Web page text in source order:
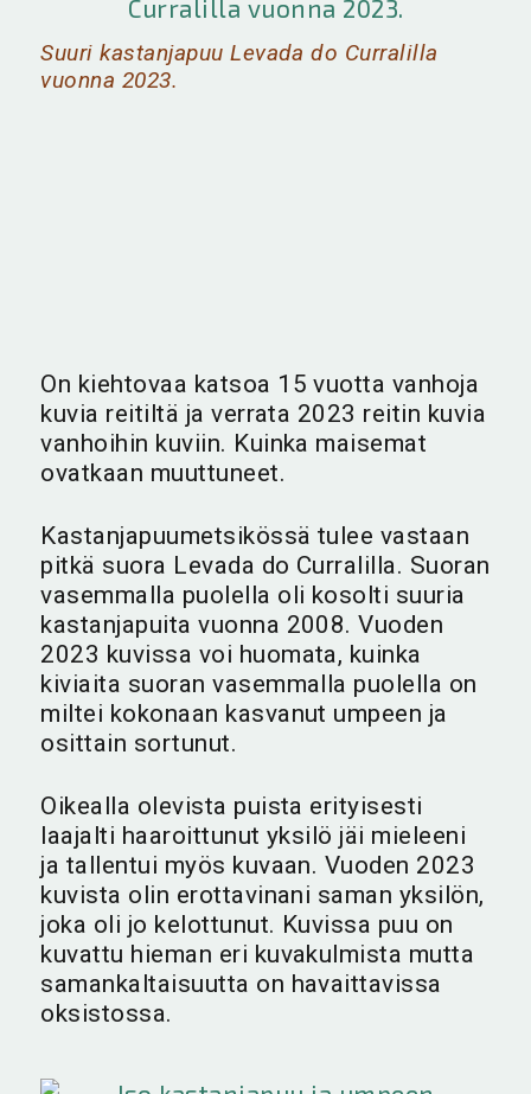
Suuri kastanjapuu Levada do Curralilla
vuonna 2023.
On kiehtovaa katsoa 15 vuotta vanhoja
kuvia reitiltä ja verrata 2023 reitin kuvia
vanhoihin kuviin. Kuinka maisemat
ovatkaan muuttuneet.
Kastanjapuumetsikössä tulee vastaan
pitkä suora Levada do Curralilla. Suoran
vasemmalla puolella oli kosolti suuria
kastanjapuita vuonna 2008. Vuoden
2023 kuvissa voi huomata, kuinka
kiviaita suoran vasemmalla puolella on
miltei kokonaan kasvanut umpeen ja
osittain sortunut.
Oikealla olevista puista erityisesti
laajalti haaroittunut yksilö jäi mieleeni
ja tallentui myös kuvaan. Vuoden 2023
kuvista olin erottavinani saman yksilön,
joka oli jo kelottunut. Kuvissa puu on
kuvattu hieman eri kuvakulmista mutta
samankaltaisuutta on havaittavissa
oksistossa.